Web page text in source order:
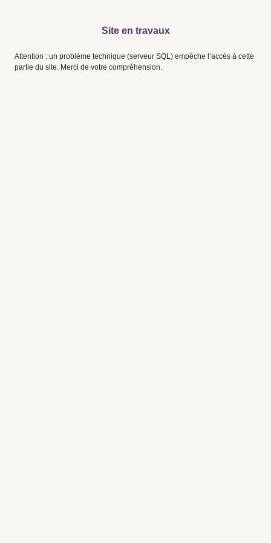
Site en travaux
Attention : un problème technique (serveur SQL) empêche l’accès à cette
partie du site. Merci de votre compréhension.